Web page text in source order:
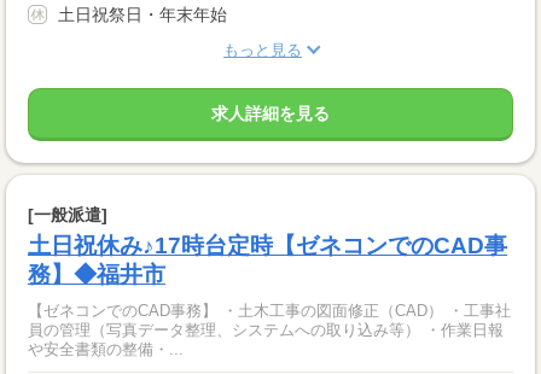
土日祝祭日・年末年始
もっと見る
求人詳細を見る
[一般派遣]
土日祝休み♪17時台定時【ゼネコンでのCAD事
務】◆福井市
【ゼネコンでのCAD事務】 ・土木工事の図面修正（CAD） ・工事社
員の管理（写真データ整理、システムへの取り込み等） ・作業日報
や安全書類の整備・...